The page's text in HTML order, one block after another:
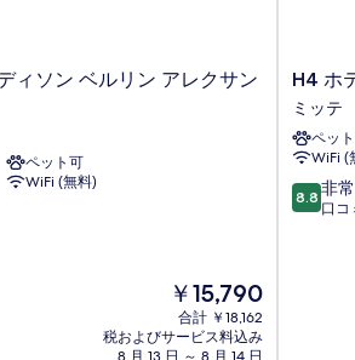
ィソン ベルリン アレクサン
ペット可
WiFi (無料)
現
在
の
料
￥15,790
合計 ￥18,162
税およびサービス料込み
8 月 13 日 ～ 8 月 14 日
H4
ホ
テ
ル
ベ
ル
リ
H4 ホ
ミッテ
ペッ
WiFi (
10
段
8.8 非
口コ